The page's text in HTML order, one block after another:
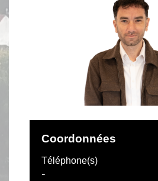
Coordonnées
Téléphone(s)
-